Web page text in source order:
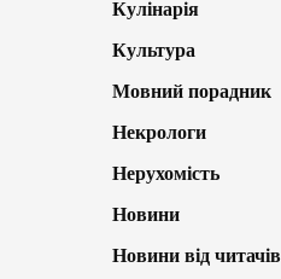
Кулінарія
Культура
Мовний порадник
Некрологи
Нерухомість
Новини
Новини від читачів